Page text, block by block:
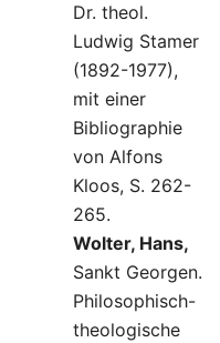
Dr. theol.
Ludwig Stamer
(1892-1977),
mit einer
Bibliographie
von Alfons
Kloos, S. 262-
265.
Wolter, Hans,
Sankt Georgen.
Philosophisch-
theologische